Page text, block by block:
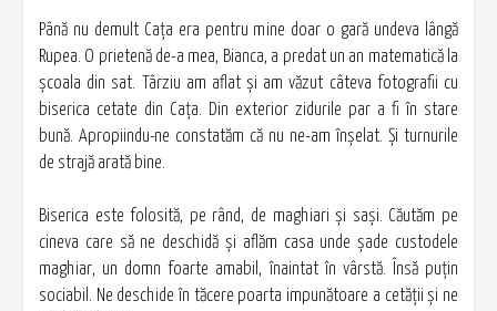
Până nu demult Cața era pentru mine doar o gară undeva lângă
Rupea. O prietenă de-a mea, Bianca, a predat un an matematică la
şcoala din sat. Târziu am aflat şi am văzut câteva fotografii cu
biserica cetate din Cața. Din exterior zidurile par a fi în stare
bună. Apropiindu-ne constatăm că nu ne-am înşelat. Şi turnurile
de strajă arată bine.
Biserica este folosită, pe rând, de maghiari şi saşi. Căutăm pe
cineva care să ne deschidă şi aflăm casa unde şade custodele
maghiar, un domn foarte amabil, înaintat în vârstă. Însă puţin
sociabil. Ne deschide în tăcere poarta impunătoare a cetăţii şi ne